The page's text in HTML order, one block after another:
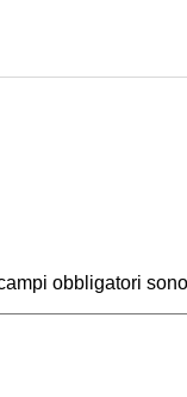
campi obbligatori